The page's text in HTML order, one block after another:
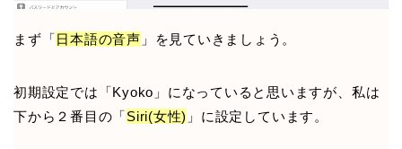
まず「日本語の音声 」を見ていきましょう。
初期設定では「Kyoko」になっていると思いますが、私は
下から２番目の「Siri(女性) 」に設定しています。